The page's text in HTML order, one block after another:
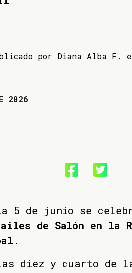
por Diana Alba F.
2026
5 de junio se
de Salón en la
.
diez y cuarto de la